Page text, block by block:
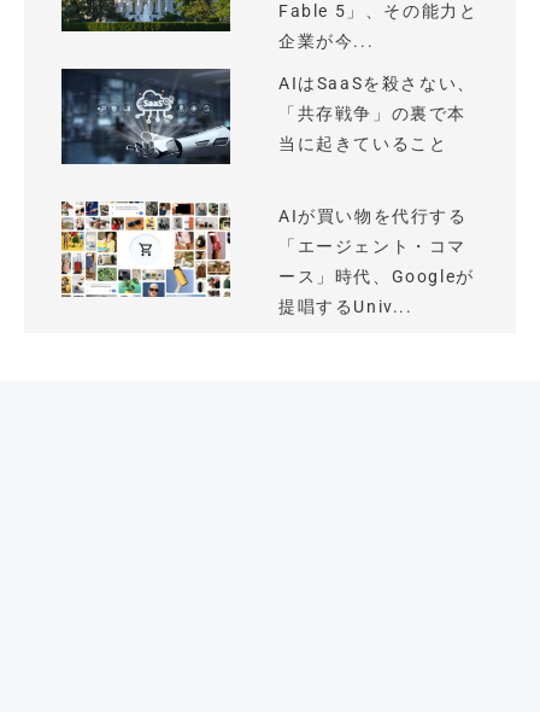
Fable 5」、その能力と
企業が今...
AIはSaaSを殺さない、
「共存戦争」の裏で本
当に起きていること
AIが買い物を代行する
「エージェント・コマ
ース」時代、Googleが
提唱するUniv...